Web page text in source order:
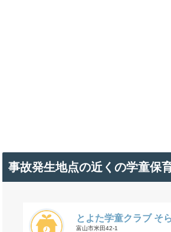
事故発生地点の近くの学童保
とよた学童クラブ そ
富山市米田42-1